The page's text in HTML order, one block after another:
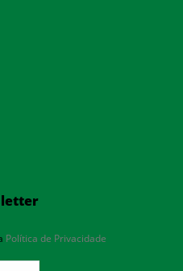
Política de Privacidade